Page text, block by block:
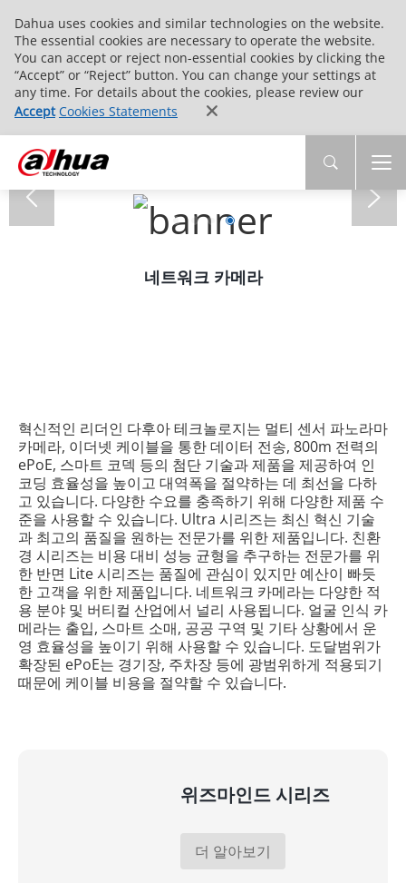
Dahua uses cookies and similar technologies on the website.
The essential cookies are necessary to operate the website.
You can accept or reject non-essential cookies by clicking the
“Accept” or “Reject” button. You can change your settings at
any time. For details about the cookies, please review our
Accept Cookies Statements
네트워크 카메라
혁신적인 리더인 다후아 테크놀로지는 멀티 센서 파노라마
카메라, 이더넷 케이블을 통한 데이터 전송, 800m 전력의
ePoE, 스마트 코덱 등의 첨단 기술과 제품을 제공하여 인
코딩 효율성을 높이고 대역폭을 절약하는 데 최선을 다하
고 있습니다. 다양한 수요를 충족하기 위해 다양한 제품 수
준을 사용할 수 있습니다. Ultra 시리즈는 최신 혁신 기술
과 최고의 품질을 원하는 전문가를 위한 제품입니다. 친환
경 시리즈는 비용 대비 성능 균형을 추구하는 전문가를 위
한 반면 Lite 시리즈는 품질에 관심이 있지만 예산이 빠듯
한 고객을 위한 제품입니다. 네트워크 카메라는 다양한 적
용 분야 및 버티컬 산업에서 널리 사용됩니다. 얼굴 인식 카
메라는 출입, 스마트 소매, 공공 구역 및 기타 상황에서 운
영 효율성을 높이기 위해 사용할 수 있습니다. 도달범위가
확장된 ePoE는 경기장, 주차장 등에 광범위하게 적용되기
때문에 케이블 비용을 절약할 수 있습니다.
위즈마인드 시리즈
더 알아보기